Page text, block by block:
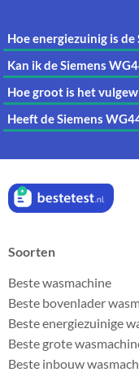
Hoe energiezuinig is
Kan ik de Siemens
Hoe groot is het
Heeft de Siemens
Soorten
Beste wasmachine
Beste bovenlader
Beste energiezuinige
Beste grote
Beste inbouw